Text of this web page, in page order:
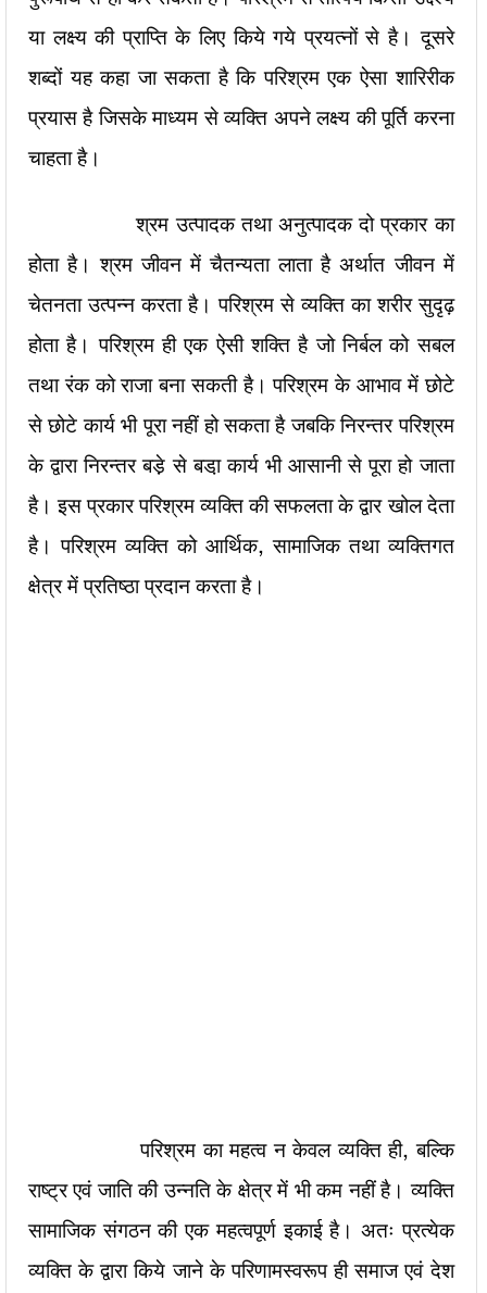
या लक्ष्य की प्राप्ति के लिए किये गये प्रयत्नों से है। दूसरे
शब्दों यह कहा जा सकता है कि परिश्रम एक ऐसा शारिरीक
प्रयास है जिसके माध्यम से व्यक्ति अपने लक्ष्य की पूर्ति करना
चाहता है।
श्रम उत्पादक तथा अनुत्पादक दो प्रकार का
होता है। श्रम जीवन में चैतन्यता लाता है अर्थात जीवन में
चेतनता उत्पन्न करता है। परिश्रम से व्यक्ति का शरीर सुदृढ़
होता है। परिश्रम ही एक ऐसी शक्ति है जो निर्बल को सबल
तथा रंक को राजा बना सकती है। परिश्रम के आभाव में छोटे
से छोटे कार्य भी पूरा नहीं हो सकता है जबकि निरन्तर परिश्रम
के द्वारा निरन्तर बडे़ से बडा़ कार्य भी आसानी से पूरा हो जाता
है। इस प्रकार परिश्रम व्यक्ति की सफलता के द्वार खोल देता
है। परिश्रम व्यक्ति को आर्थिक, सामाजिक तथा व्यक्तिगत
क्षेत्र में प्रतिष्ठा प्रदान करता है।
परिश्रम का महत्व न केवल व्यक्ति ही, बल्कि
राष्ट्र एवं जाति की उन्नति के क्षेत्र में भी कम नहीं है। व्यक्ति
सामाजिक संगठन की एक महत्वपूर्ण इकाई है। अतः प्रत्येक
व्यक्ति के द्वारा किये जाने के परिणामस्वरूप ही समाज एवं देश